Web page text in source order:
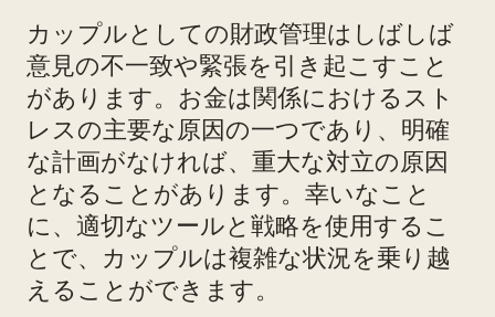
カップルとしての財政管理はしばしば
意見の不一致や緊張を引き起こすこと
があります。お金は関係におけるスト
レスの主要な原因の一つであり、明確
な計画がなければ、重大な対立の原因
となることがあります。幸いなこと
に、適切なツールと戦略を使用するこ
とで、カップルは複雑な状況を乗り越
えることができます。